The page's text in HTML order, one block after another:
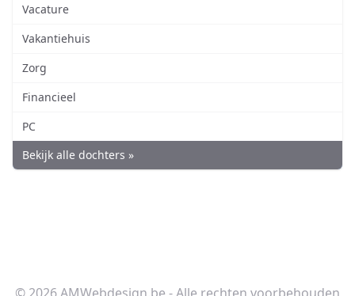
Vacature
Vakantiehuis
Zorg
Financieel
PC
Bekijk alle dochters »